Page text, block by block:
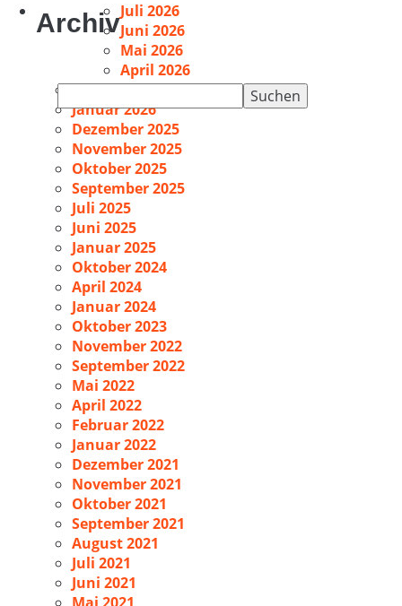
Suchen
nach:
ArchivJuli 2026
Juni 2026
Mai 2026
April 2026
Februar 2026
Januar 2026
Dezember 2025
November 2025
Oktober 2025
September 2025
Juli 2025
Juni 2025
Januar 2025
Oktober 2024
April 2024
Januar 2024
Oktober 2023
November 2022
September 2022
Mai 2022
April 2022
Februar 2022
Januar 2022
Dezember 2021
November 2021
Oktober 2021
September 2021
August 2021
Juli 2021
Juni 2021